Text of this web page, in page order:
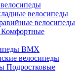
велосипеды
велосипеды
Комфортные
BMX
велосипеды
Подростковые